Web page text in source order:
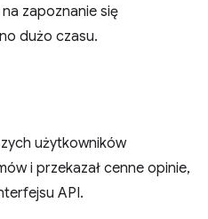
zapoznanie się
dużo czasu.
użytkowników
i przekazał cenne opinie,
API.